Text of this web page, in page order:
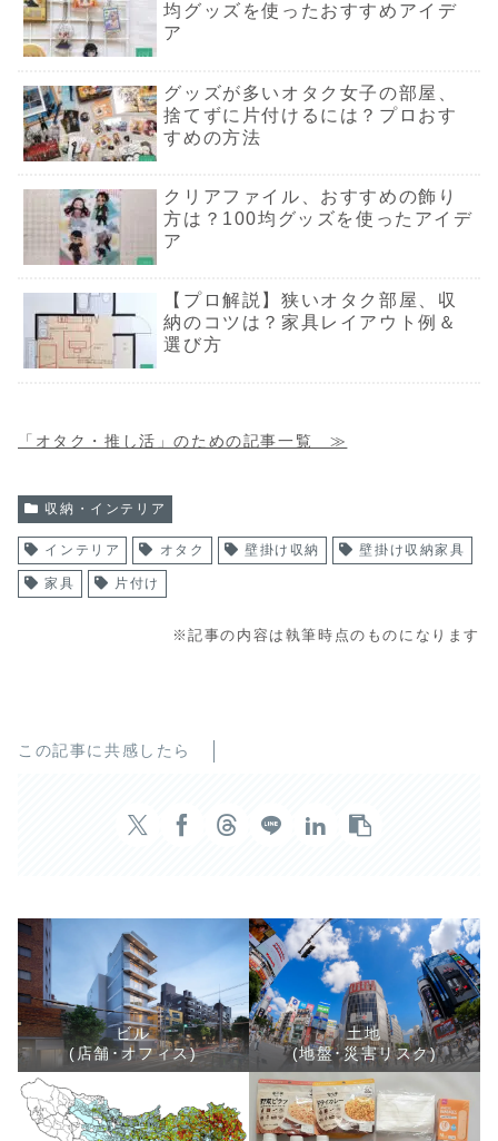
均グッズを使ったおすすめアイデ
ア
グッズが多いオタク女子の部屋、
捨てずに片付けるには？プロおす
すめの方法
クリアファイル、おすすめの飾り
方は？100均グッズを使ったアイデ
ア
【プロ解説】狭いオタク部屋、収
納のコツは？家具レイアウト例＆
選び方
「オタク・推し活」のための記事一覧 ≫
収納・インテリア
インテリア オタク 壁掛け収納 壁掛け収納家具
家具 片付け
※記事の内容は執筆時点のものになります
この記事に共感したら
ビル
(店舗･オフィス)
土地
(地盤･災害リスク)